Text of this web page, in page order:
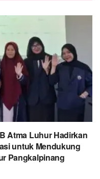
Atma Luhur Hadirkan
untuk Mendukung
Pangkalpinang